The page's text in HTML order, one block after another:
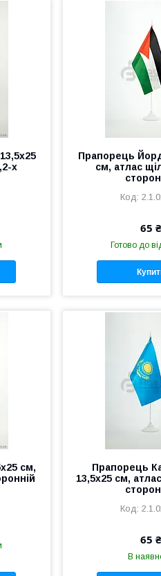
х
Прапорець
см, атлас
65 ₴
Готово до
см,
Прапорець
13,5х25 см,
65 ₴
В